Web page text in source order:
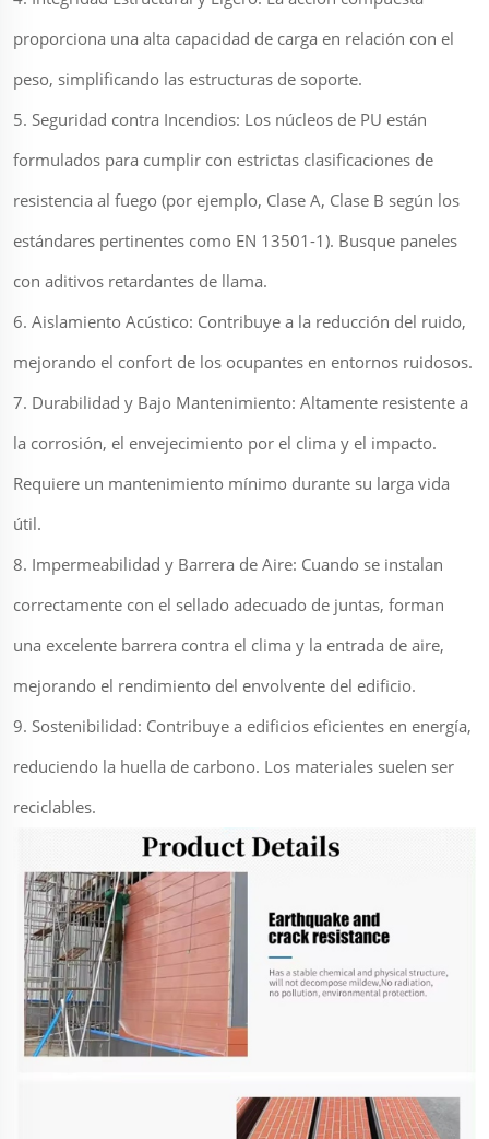
proporciona una alta capacidad de carga en relación con el
peso, simplificando las estructuras de soporte.
5. Seguridad contra Incendios: Los núcleos de PU están
formulados para cumplir con estrictas clasificaciones de
resistencia al fuego (por ejemplo, Clase A, Clase B según los
estándares pertinentes como EN 13501-1). Busque paneles
con aditivos retardantes de llama.
6. Aislamiento Acústico: Contribuye a la reducción del ruido,
mejorando el confort de los ocupantes en entornos ruidosos.
7. Durabilidad y Bajo Mantenimiento: Altamente resistente a
la corrosión, el envejecimiento por el clima y el impacto.
Requiere un mantenimiento mínimo durante su larga vida
útil.
8. Impermeabilidad y Barrera de Aire: Cuando se instalan
correctamente con el sellado adecuado de juntas, forman
una excelente barrera contra el clima y la entrada de aire,
mejorando el rendimiento del envolvente del edificio.
9. Sostenibilidad: Contribuye a edificios eficientes en energía,
reduciendo la huella de carbono. Los materiales suelen ser
reciclables.